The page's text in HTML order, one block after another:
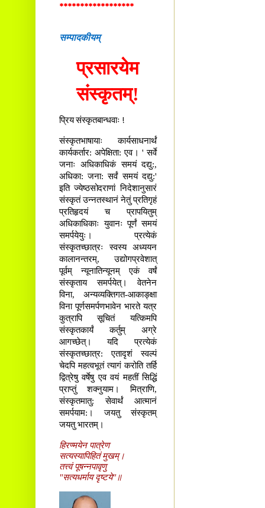
******************
सम्पादकीयम्
प्रसारयेम
संस्कृतम्!
प्रिय संस्कृतबान्धवाः !
संस्कृतभाषायाः कार्यसाधनार्थं
कार्यकर्तार: अपेक्षिता: एव। ' सर्वे
जनाः अधिकाधिकं समयं दद्यु:,
अधिका: जना: सर्वं समयं दद्यु:'
इति ज्येष्ठसोदराणां निदेशानुसारं
संस्कृतं उन्नतस्थानं नेतुं प्रतिगृहं
प्रतिहृदयं च प्रापयितुम्
अधिकाधिकाः युवानः पूर्णं समयं
समर्पयेयुः। प्रत्येकं
संस्कृतच्छात्रः स्वस्य अध्ययन
कालानन्तरम्, उद्योगप्रवेशात्
पूर्वम् न्यूनातिन्यूनम् एकं वर्षं
संस्कृताय समर्पयेत्। वेतनेन
विना, अन्यव्यक्तिगत-आकाङ्क्षा
विना पूर्णसमर्पणभावेन भारते यत्र
कुत्रापि सूचितं यत्किमपि
संस्कृतकार्यं कर्तुम् अग्रे
आगच्छेत्। यदि प्रत्येकं
संस्कृतच्छात्र: एतादृशं स्वल्पं
चेदपि महत्वभूतं त्यागं करोति तर्हि
द्वित्रेषु वर्षेषु एव वयं महतीं सिद्धिं
प्राप्तुं शक्नुयाम। मित्राणि,
संस्कृतमातु: सेवार्थं आत्मानं
समर्पयाम:। जयतु संस्कृतम्
जयतु भारतम्।
हिरण्मयेन पात्रेण
सत्यस्यापिहितं मुखम्।
तत्त्वं पूषन्नपावृणु
"सत्यधर्माय दृष्टये"॥